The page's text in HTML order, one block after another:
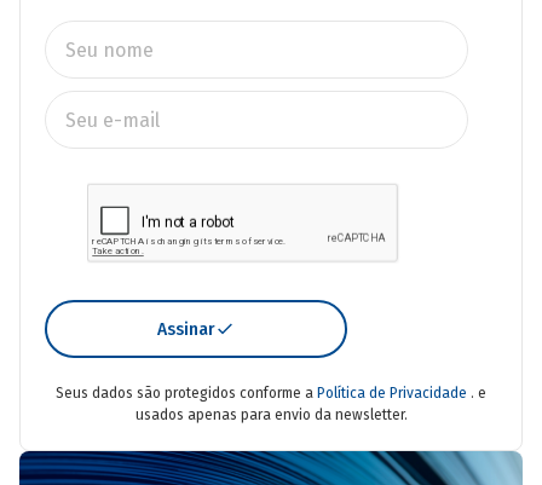
Assinar
Seus dados são protegidos conforme a Política de Privacidade . e
usados apenas para envio da newsletter.